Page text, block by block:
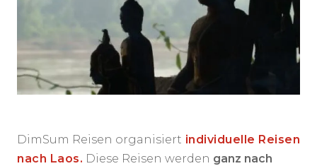
DimSum Reisen organisiert individuelle Reisen
nach Laos. Diese Reisen werden ganz nach